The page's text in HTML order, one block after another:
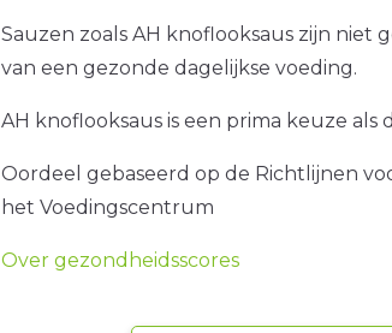
Sauzen zoals AH knoflooksaus zijn niet
van een gezonde dagelijkse voeding.
AH knoflooksaus is een prima keuze als
Oordeel gebaseerd op de Richtlijnen
het Voedingscentrum
Over gezondheidsscores